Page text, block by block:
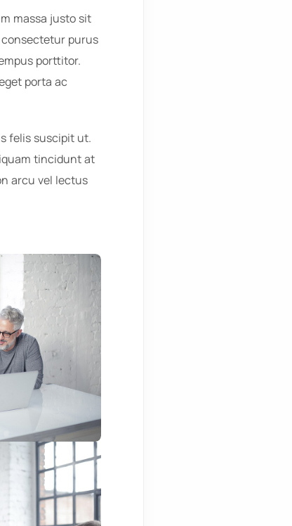
massa justo sit
purus
porttitor.
porta ac
felis suscipit ut.
tincidunt at
arcu vel lectus